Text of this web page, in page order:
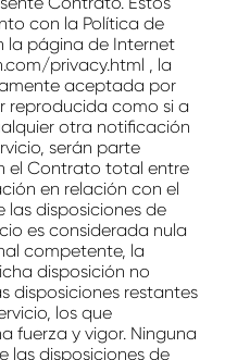
con la Política de
la página de Internet
privacy.html , la
aceptada por
reproducida como si a
otra notificación
serán parte
el Contrato total entre
en relación con el
las disposiciones de
es considerada nula
competente, la
disposición no
disposiciones restantes
los que
fuerza y vigor. Ninguna
las disposiciones de